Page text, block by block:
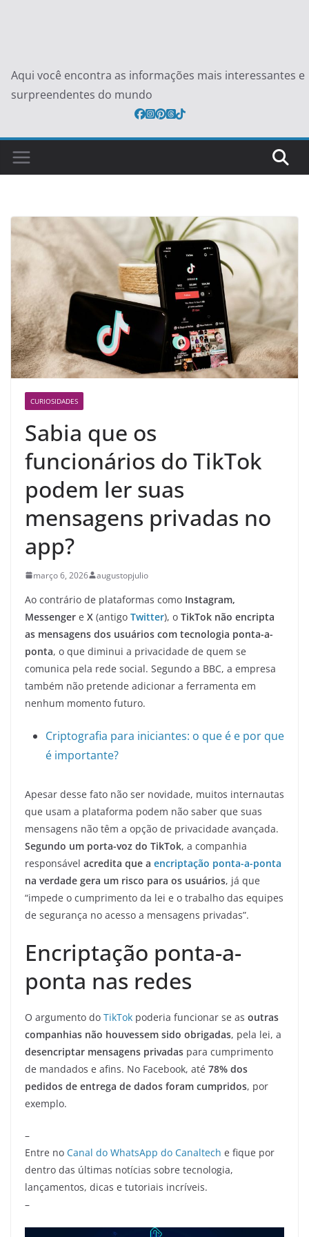
Aqui você encontra as informações mais interessantes e
surpreendentes do mundo
CURIOSIDADES
Sabia que os
funcionários do TikTok
podem ler suas
mensagens privadas no
app?
março 6, 2026 augustopjulio
Ao contrário de plataformas como Instagram,
Messenger e X (antigo Twitter), o TikTok não encripta
as mensagens dos usuários com tecnologia ponta-a-
ponta, o que diminui a privacidade de quem se
comunica pela rede social. Segundo a BBC, a empresa
também não pretende adicionar a ferramenta em
nenhum momento futuro.
Criptografia para iniciantes: o que é e por que
é importante?
Apesar desse fato não ser novidade, muitos internautas
que usam a plataforma podem não saber que suas
mensagens não têm a opção de privacidade avançada.
Segundo um porta-voz do TikTok, a companhia
responsável acredita que a encriptação ponta-a-ponta
na verdade gera um risco para os usuários, já que
“impede o cumprimento da lei e o trabalho das equipes
de segurança no acesso a mensagens privadas”.
Encriptação ponta-a-
ponta nas redes
O argumento do TikTok poderia funcionar se as outras
companhias não houvessem sido obrigadas, pela lei, a
desencriptar mensagens privadas para cumprimento
de mandados e afins. No Facebook, até 78% dos
pedidos de entrega de dados foram cumpridos, por
exemplo.
–
Entre no Canal do WhatsApp do Canaltech e fique por
dentro das últimas notícias sobre tecnologia,
lançamentos, dicas e tutoriais incríveis.
–